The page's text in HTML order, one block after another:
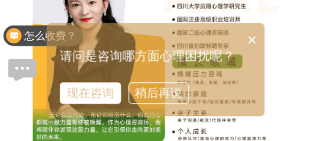
怎么收费？ ×
请问是咨询哪方面心理困扰呢？
现在咨询 稍后再说